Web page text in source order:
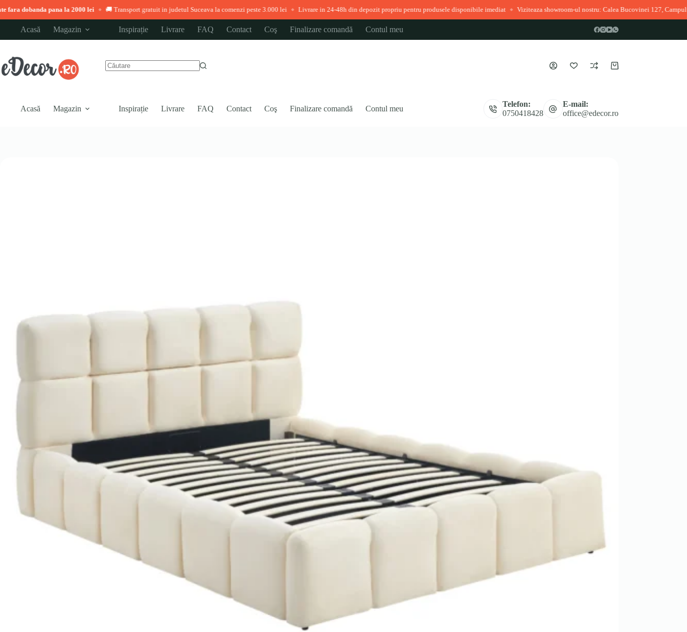
pana la 2000 lei ◆ 🚚 Transport gratuit in judetul Suceava la comenzi peste 3.000 lei ◆ Livrare in 24-48h din depozit propriu pentru produsele disponibile imediat ◆ Viziteaza showroom-ul nostru: Calea Bucovinei 127, Campulung
conținut
Acasă Magazin Inspirație Livrare FAQ Contact Coş Finalizare comandă Contul meu
Coș
Acasă Magazin Inspirație Livrare FAQ Contact Coş Finalizare comandă Contul meu
Telefon:
0750418428
E-mail:
office@edecor.ro